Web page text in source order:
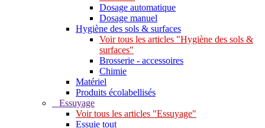
Dosage automatique
Dosage manuel
Hygiène des sols & surfaces
Voir tous les articles "Hygiène des sols &
surfaces"
Brosserie - accessoires
Chimie
Matériel
Produits écolabellisés
Essuyage
Voir tous les articles "Essuyage"
Essuie tout